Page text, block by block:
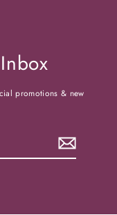
promotions & new